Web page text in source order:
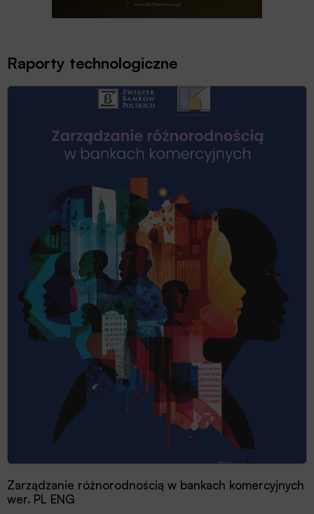
Raporty technologiczne
Przewodnik dobrych praktyk 2025